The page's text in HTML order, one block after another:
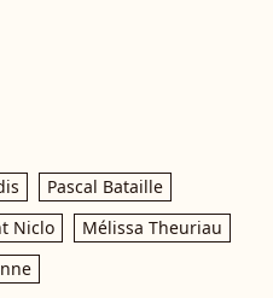
Pascal Bataille
Niclo
Mélissa Theuriau